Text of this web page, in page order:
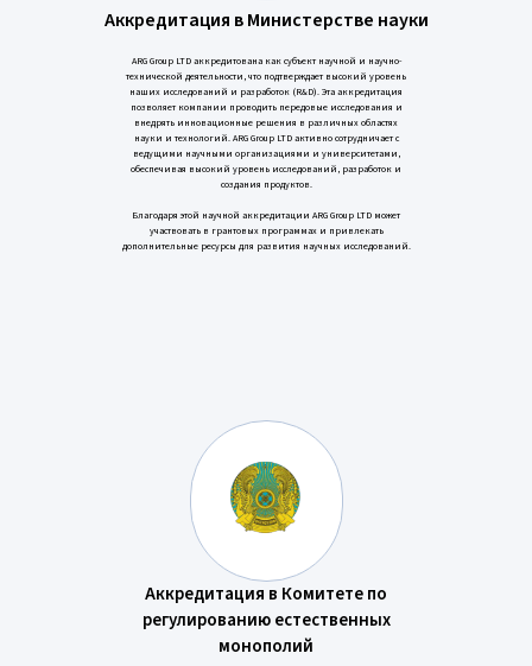
ARG Group LTD аккредитована как субъект научной и научно-
технической деятельности, что подтверждает высокий уровень
наших исследований и разработок (R&D). Эта аккредитация
позволяет компании проводить передовые исследования и
внедрять инновационные решения в различных областях
науки и технологий. ARG Group LTD активно сотрудничает с
ведущими научными организациями и университетами,
обеспечивая высокий уровень исследований, разработок и
создания продуктов.
Благодаря этой научной аккредитации ARG Group LTD может
участвовать в грантовых программах и привлекать
дополнительные ресурсы для развития научных исследований.
Аккредитация в Министерстве науки
Аккредитация в Комитете по
регулированию естественных
монополий